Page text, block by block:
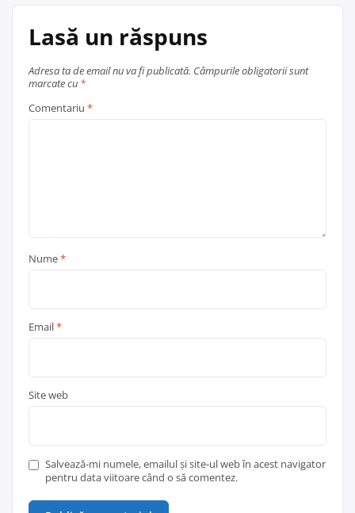
Lasă un răspuns
Adresa ta de email nu va fi publicată. Câmpurile obligatorii sunt
marcate cu *
Comentariu *
Nume*
Email*
Site web
Salvează-mi numele, emailul și site-ul web în acest navigator
pentru data viitoare când o să comentez.